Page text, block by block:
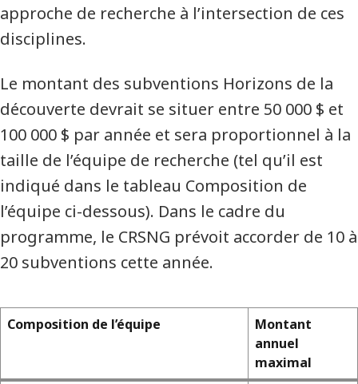
approche de recherche à l’intersection de ces
disciplines.
Le montant des subventions Horizons de la
découverte devrait se situer entre 50 000 $ et
100 000 $ par année et sera proportionnel à la
taille de l’équipe de recherche (tel qu’il est
indiqué dans le tableau Composition de
l’équipe ci-dessous). Dans le cadre du
programme, le CRSNG prévoit accorder de 10 à
20 subventions cette année.
Composition de l’équipe
Montant
annuel
maximal